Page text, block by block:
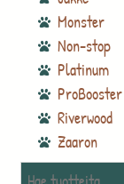
Monster
Non-stop
Platinum
ProBooster
Riverwood
Zaaron